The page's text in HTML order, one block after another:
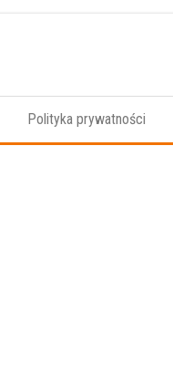
Polityka prywatności